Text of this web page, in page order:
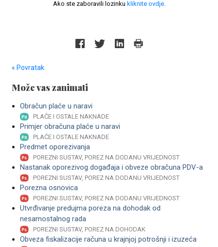
Ako ste zaboravili lozinku kliknite ovdje.
« Povratak
Može vas zanimati
Obračun plaće u naravi
PLAĆE I OSTALE NAKNADE
Primjer obračuna plaće u naravi
PLAĆE I OSTALE NAKNADE
Predmet oporezivanja
POREZNI SUSTAV, POREZ NA DODANU VRIJEDNOST
Nastanak oporezivog događaja i obveze obračuna PDV-a
POREZNI SUSTAV, POREZ NA DODANU VRIJEDNOST
Porezna osnovica
POREZNI SUSTAV, POREZ NA DODANU VRIJEDNOST
Utvrđivanje predujma poreza na dohodak od
nesamostalnog rada
POREZNI SUSTAV, POREZ NA DOHODAK
Obveza fiskalizacije računa u krajnjoj potrošnji i izuzeća